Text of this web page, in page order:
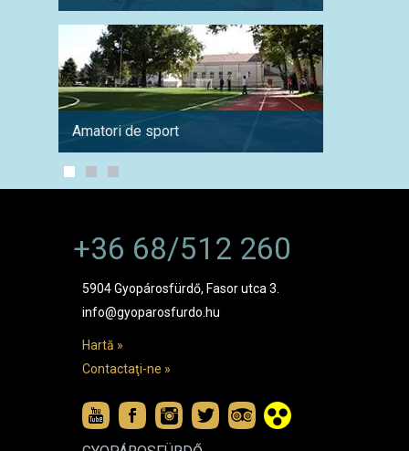
Amatori de sport
+36 68/512 260
5904 Gyopárosfürdő, Fasor utca 3.
info@gyoparosfurdo.hu
Hartă »
Contactaţi-ne »